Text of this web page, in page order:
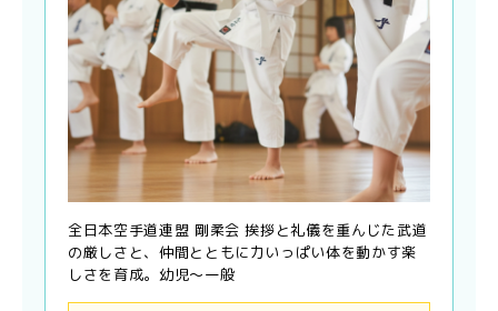
全日本空手道連盟 剛柔会 挨拶と礼儀を重んじた武道
の厳しさと、仲間とともに力いっぱい体を動かす楽
しさを育成。幼児〜一般